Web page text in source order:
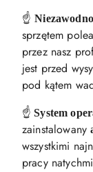
☝️
sprzętem
przez nasz
jest przed
pod kątem
☝️ System
zainstalowany
wszystkimi
pracy